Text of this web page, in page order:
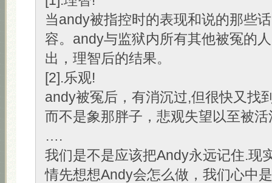
当andy被指控时的表现和说的那些
容。andy与监狱内所有其他被冤的
出，理智后的结果。
[2].乐观!
andy被冤后，有消沉过,但很快又找
而不是象那胖子，悲观失望以至被活
….
我们是不是应该把Andy永远记住.现
情先想想Andy会怎么做，我们心中